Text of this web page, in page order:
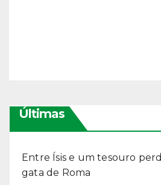
Últimas
Entre Ísis e um tesouro
gata de Roma